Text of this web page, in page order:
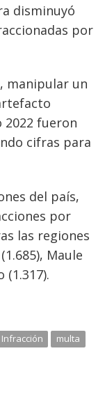
disminuyó
por
manipular un
fueron
cifras para
del país,
por
las regiones
Maule
(1.317).
Infracción
multa